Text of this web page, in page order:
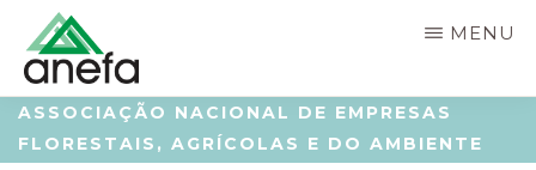
main
content
Saltar
para
a
barra
ANEFA
Associação
Nacional
MENU
ASSOCIAÇÃO NACIONAL DE EMPRESAS
FLORESTAIS, AGRÍCOLAS E DO AMBIENTE